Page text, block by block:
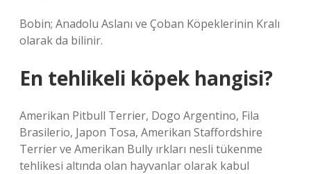
Bobin; Anadolu Aslanı ve Çoban Köpeklerinin Kralı
olarak da bilinir.
En tehlikeli köpek hangisi?
Amerikan Pitbull Terrier, Dogo Argentino, Fila
Brasilerio, Japon Tosa, Amerikan Staffordshire
Terrier ve Amerikan Bully ırkları nesli tükenme
tehlikesi altında olan hayvanlar olarak kabul